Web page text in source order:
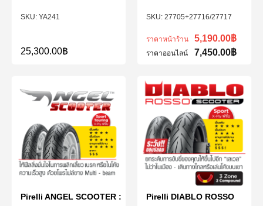
YA241
25,300.00฿
27705+27716/27717
ราคาหน้าร้าน 5,190.00฿
ราคาออนไลน์ 7,450.00฿
Pirelli ANGEL SCOOTER :
Pirelli DIABLO ROSSO